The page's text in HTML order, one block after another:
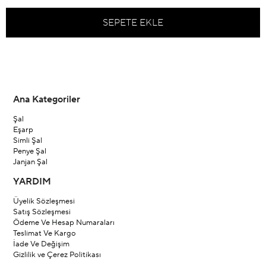
Ana Kategoriler
Şal
Eşarp
Simli Şal
Penye Şal
Janjan Şal
YARDIM
Üyelik Sözleşmesi
Satış Sözleşmesi
Ödeme Ve Hesap Numaraları
Teslimat Ve Kargo
İade Ve Değişim
Gizlilik ve Çerez Politikası